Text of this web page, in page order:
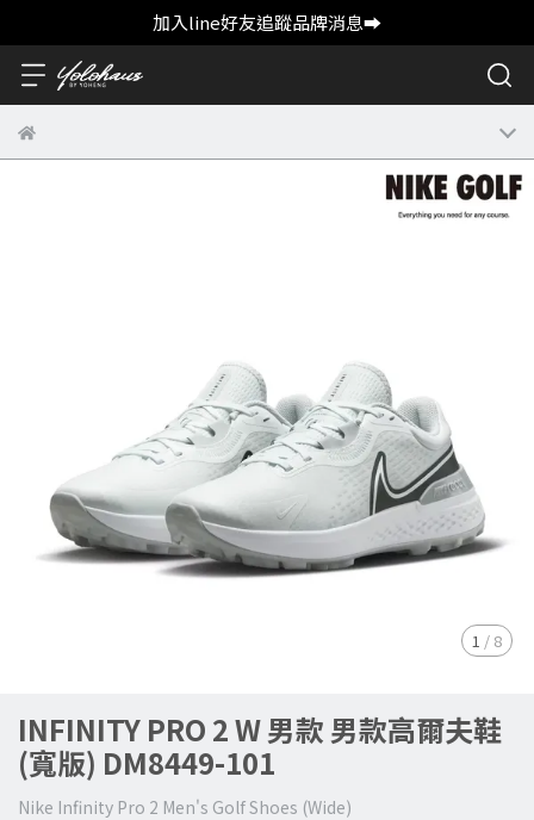
加入line好友追蹤品牌消息➡️
1 / 8
INFINITY PRO 2 W 男款 男款高爾夫鞋
(寬版) DM8449-101
Nike Infinity Pro 2 Men's Golf Shoes (Wide)